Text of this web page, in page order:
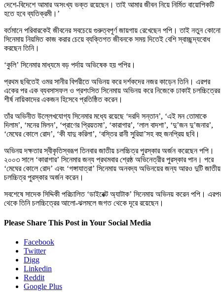
দেশে-বিদেশে আমার অসংখ্য ভক্ত রয়েছেন। তাই আমার জীবন নিয়ে নির্মিত বায়োপিকটি
হতে হবে ব্যতিক্রমী।’
বর্তমানে পরিবারকেই জীবনের সবচেয়ে গুরুত্বপূর্ণ জায়গায় রেখেছেন পপি। তাই নতুন কোনো
সিনেমায় নিয়মিত কাজ করার চেয়ে ব্যক্তিগত জীবনকে সময় দিতেই বেশি স্বাচ্ছন্দ্যবোধ
করছেন তিনি।
‘কুলি’ সিনেমার মাধ্যমে বড় পর্দায় অভিষেক হয় পপির।
প্রথম ছবিতেই ওমর সানীর বিপরীতে অভিনয় করে দর্শকদের নজর কাড়েন তিনি। এরপর
একের পর এক ব্যবসাসফল ও প্রশংসিত সিনেমায় অভিনয় করে নিজেকে ঢাকাই চলচ্চিত্রের
শীর্ষ নায়িকাদের একজন হিসেবে প্রতিষ্ঠিত করেন।
তাঁর অভিনীত উল্লেখযোগ্য সিনেমার মধ্যে রয়েছে ‘দরদি সন্তান’, ‘এই মন তোমাকে
দিলাম’, ‘মনের মিলন’, ‘প্রাণের প্রিয়তমা’, ‘কারাগার’, ‘লাল বাদশা’, ‘দু’জন দু’জনার’,
‘মেঘের কোলে রোদ’, ‘কী যাদু করিলা’, ‘বস্তির রানী সুরিয়া’সহ বহু জনপ্রিয় ছবি।
অভিনয় দক্ষতার স্বীকৃতিস্বরূপ তিনবার জাতীয় চলচ্চিত্র পুরস্কার অর্জন করেছেন পপি।
২০০৩ সালে ‘কারাগার’ সিনেমার জন্য প্রথমবার শ্রেষ্ঠ অভিনেত্রীর পুরস্কার পান। পরে
‘মেঘের কোলে রোদ’ এবং ‘গঙ্গাযাত্রা’ সিনেমায় অনবদ্য অভিনয়ের জন্য আরও দুটি জাতীয়
চলচ্চিত্র পুরস্কার অর্জন করেন।
সবশেষে সাদেক সিদ্দিকী পরিচালিত ‘ডাইরেক্ট অ্যাটাক’ সিনেমায় অভিনয় করেন পপি।
থেকে তিনি চলচ্চিত্রের আলো-ঝলমলে জগত থেকে দূরে রয়েছেন।
Please Share This Post in Your Social Media
Facebook
Twitter
Digg
Linkedin
Reddit
Google Plus